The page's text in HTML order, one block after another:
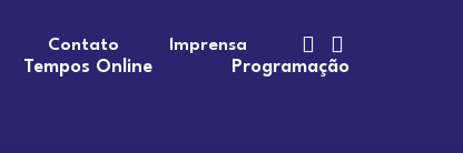
Contato Imprensa
Tempos Online Programação